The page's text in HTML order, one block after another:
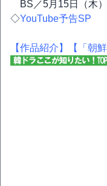
BS／5月15日（木
◇YouTube予告SP
【作品紹介】 【「朝